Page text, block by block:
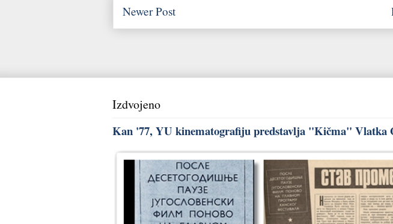
Newer Post
Izdvojeno
Kan '77, YU kinematografiju predstavlja "Kičma" Vlatka